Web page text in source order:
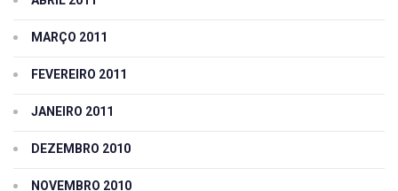
MARÇO 2011
FEVEREIRO 2011
JANEIRO 2011
DEZEMBRO 2010
NOVEMBRO 2010